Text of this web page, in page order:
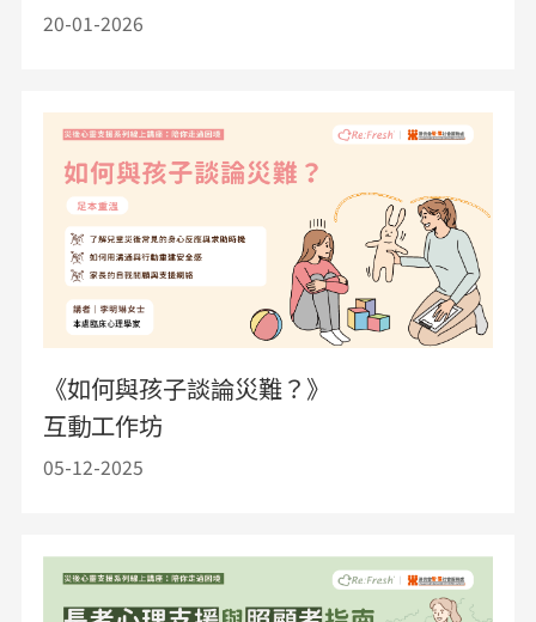
20-01-2026
《如何與孩子談論災難？》
互動工作坊
05-12-2025